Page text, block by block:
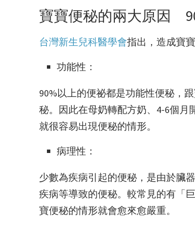
寶寶便秘的兩大原因
台灣新生兒科醫學會指出，造成寶
功能性：
90%以上的便祕都是功能性便秘，
秘。因此在母奶轉配方奶、4-6個月
就很容易出現便秘的情形。
病理性：
少數為疾病引起的便秘，是由於臟
疾病等導致的便秘。較常見的有「
寶便秘的情形就會愈來愈嚴重。